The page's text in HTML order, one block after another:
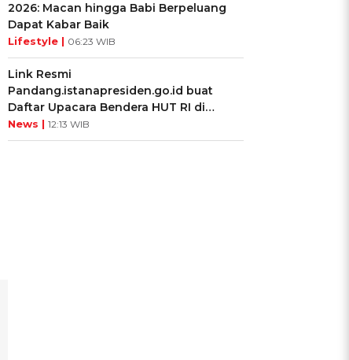
2026: Macan hingga Babi Berpeluang
Dapat Kabar Baik
Lifestyle | 06:23 WIB
Link Resmi
Pandang.istanapresiden.go.id buat
Daftar Upacara Bendera HUT RI di
Istana Negara
News | 12:13 WIB